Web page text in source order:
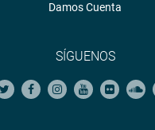
Damos Cuenta
SÍGUENOS